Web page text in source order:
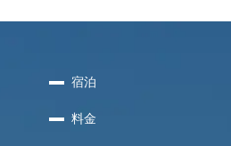
宿泊
料金